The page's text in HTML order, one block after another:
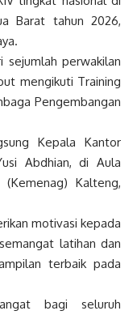
Barat tahun 2026,
sejumlah perwakilan
mengikuti Training
Pengembangan
Kepala Kantor
Abdhian, di Aula
Kalteng,
motivasi kepada
latihan dan
terbaik pada
bagi seluruh